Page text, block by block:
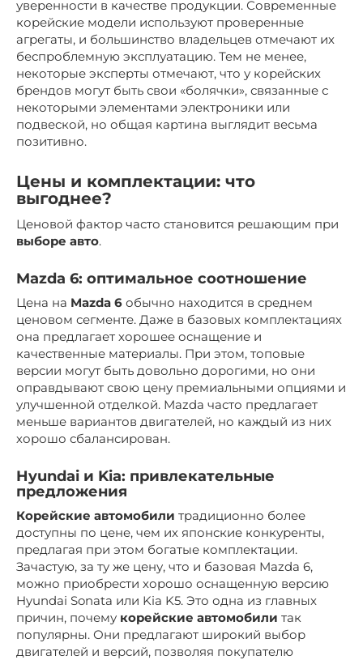
уверенности в качестве продукции. Современные
корейские модели используют проверенные
агрегаты, и большинство владельцев отмечают их
беспроблемную эксплуатацию. Тем не менее,
некоторые эксперты отмечают, что у корейских
брендов могут быть свои «болячки», связанные с
некоторыми элементами электроники или
подвеской, но общая картина выглядит весьма
позитивно.
Цены и комплектации: что
выгоднее?
Ценовой фактор часто становится решающим при
выборе авто.
Mazda 6: оптимальное соотношение
Цена на Mazda 6 обычно находится в среднем
ценовом сегменте. Даже в базовых комплектациях
она предлагает хорошее оснащение и
качественные материалы. При этом, топовые
версии могут быть довольно дорогими, но они
оправдывают свою цену премиальными опциями и
улучшенной отделкой. Mazda часто предлагает
меньше вариантов двигателей, но каждый из них
хорошо сбалансирован.
Hyundai и Kia: привлекательные
предложения
Корейские автомобили традиционно более
доступны по цене, чем их японские конкуренты,
предлагая при этом богатые комплектации.
Зачастую, за ту же цену, что и базовая Mazda 6,
можно приобрести хорошо оснащенную версию
Hyundai Sonata или Kia K5. Это одна из главных
причин, почему корейские автомобили так
популярны. Они предлагают широкий выбор
двигателей и версий, позволяя покупателю